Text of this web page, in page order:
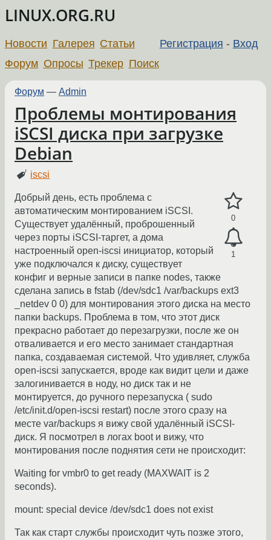
LINUX.ORG.RU
Регистрация - Вход
Новости Галерея Статьи
Форум Опросы Трекер Поиск
Форум — Admin
Проблемы монтирования
iSCSI диска при загрузке
Debian
iscsi
0
1
Добрый день, есть проблема с
автоматическим монтированием iSCSI.
Существует удалённый, проброшенный
через порты iSCSI-таргет, а дома
настроенный open-iscsi инициатор, который
уже подключался к диску, существует
конфиг и верные записи в папке nodes, также
сделана запись в fstab (/dev/sdc1 /var/backups ext3
_netdev 0 0) для монтирования этого диска на место
папки backups. Проблема в том, что этот диск
прекрасно работает до перезагрузки, после же он
отваливается и его место занимает стандартная
папка, создаваемая системой. Что удивляет, служба
open-iscsi запускается, вроде как видит цели и даже
залогинивается в ноду, но диск так и не
монтируется, до ручного перезапуска ( sudo
/etc/init.d/open-iscsi restart) после этого сразу на
месте var/backups я вижу свой удалённый iSCSI-
диск. Я посмотрел в логах boot и вижу, что
монтирования после поднятия сети не происходит:
Waiting for vmbr0 to get ready (MAXWAIT is 2
seconds).
mount: special device /dev/sdc1 does not exist
Так как старт службы происходит чуть позже этого,